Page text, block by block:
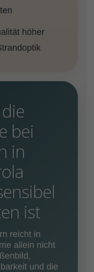
höher
bei
in
ist
reicht in
allein nicht
und die